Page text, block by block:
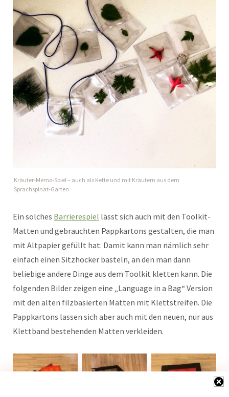
Kräuter-Memo-Spiel – auch als Kette und mit Kräutern aus dem
Sprachspinat-Garten
Ein solches Barrierespiel lässt sich auch mit den Toolkit-
Matten und gebrauchten Pappkartons gestalten, die man
mit Altpapier gefüllt hat. Damit kann man nämlich sehr
einfach einen Sitzhocker basteln, an den man dann
beliebige andere Dinge aus dem Toolkit kletten kann. Die
folgenden Bilder zeigen eine „Language in a Bag“ Version
mit den alten filzbasierten Matten mit Klettstreifen. Die
Pappkartons lassen sich aber auch mit den neuen, nur aus
Klettband bestehenden Matten verkleiden.